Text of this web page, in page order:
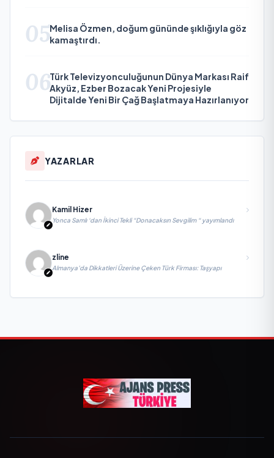
05Melisa Özmen, doğum gününde şıklığıyla göz
kamaştırdı.
06Türk Televizyonculuğunun Dünya Markası Raif
Akyüz, Ezber Bozacak Yeni Projesiyle
Dijitalde Yeni Bir Çağ Başlatmaya Hazırlanıyor
YAZARLAR
Kamil Hizer
Yonca Samlı ‘dan İkinci Tekli “Donacaksın Sevgilim “ yayımlandı
zline
Almanya’da Dikkatleri Üzerine Çeken Türk Firması: Taşyapı